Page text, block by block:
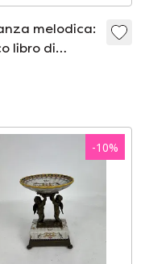
melodica:
libro di
musicali
-10%